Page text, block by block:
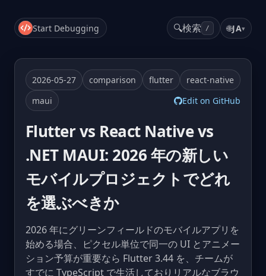
Start Debugging 🔍検索 / 🌐JA▾
2026-05-27 comparison flutter
react-native
maui
Edit on GitHub
Flutter vs React Native vs
.NET MAUI: 2026 年の新しい
モバイルプロジェクトでどれ
を選ぶべきか
2026 年にグリーンフィールドのモバイルアプリを
始める場合、ピクセル単位で同一の UI とアニメー
ション予算が重要なら Flutter 3.44 を、チームが
すでに TypeScript で生活しておりリアルなブラウ